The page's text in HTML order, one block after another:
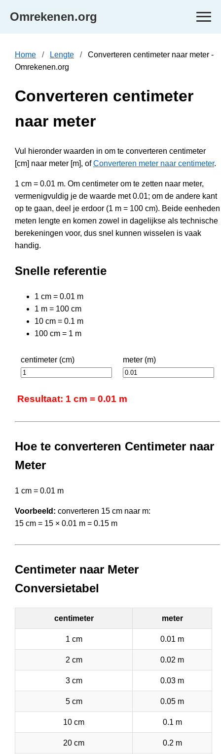
Omrekenen.org
Home Lengte
Converteren centimeter naar meter -
Omrekenen.org
Converteren centimeter
naar meter
Vul hieronder waarden in om te converteren centimeter
[cm] naar meter [m], ofConverteren meter naar centimeter.
1 cm = 0.01 m. Om centimeter om te zetten naar meter,
vermenigvuldig je de waarde met 0.01; om de andere kant
op te gaan, deel je erdoor (1 m = 100 cm). Beide eenheden
meten lengte en komen zowel in dagelijkse als technische
berekeningen voor, dus snel kunnen wisselen is vaak
handig.
Snelle referentie
1 cm = 0.01 m
1 m = 100 cm
10 cm = 0.1 m
100 cm = 1 m
centimeter (cm) meter (m)
Resultaat: 1 cm = 0.01 m
Hoe te converteren Centimeter naar
Meter
1 cm = 0.01 m
Voorbeeld: converteren 15 cm naar m:
15 cm = 15 × 0.01 m = 0.15 m
Centimeter naar Meter
Conversietabel
centimeter meter
1 cm 0.01 m
2 cm 0.02 m
3 cm 0.03 m
5 cm 0.05 m
10 cm 0.1 m
20 cm 0.2 m